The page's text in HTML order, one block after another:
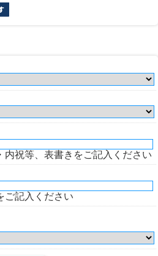
祝等、表書きをご記入ください
ご記入ください